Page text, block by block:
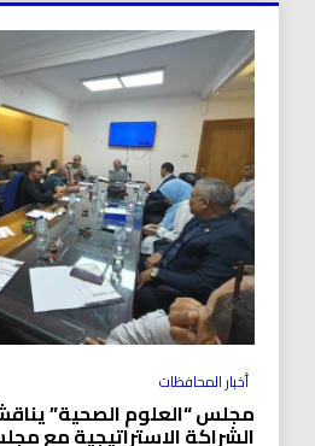
أخبار المحافظات
مجلس “العلوم الصحية”
الشراكة الاستراتيجية مع